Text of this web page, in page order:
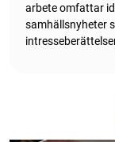
arbete omfattar
samhällsnyheter